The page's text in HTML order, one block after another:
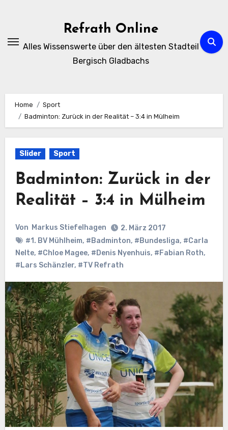
Refrath Online
Alles Wissenswerte über den ältesten Stadteil
Bergisch Gladbachs
Home
Sport
Badminton: Zurück in der Realität – 3:4 in Mülheim
Slider Sport
Badminton: Zurück in der
Realität – 3:4 in Mülheim
Von Markus Stiefelhagen
2. März 2017
#1. BV Mühlheim, #Badminton, #Bundesliga, #Carla
Nelte, #Chloe Magee, #Denis Nyenhuis, #Fabian Roth,
#Lars Schänzler, #TV Refrath